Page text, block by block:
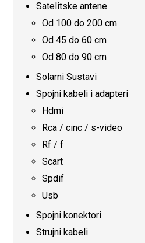
Satelitske antene
Od 100 do 200 cm
Od 45 do 60 cm
Od 80 do 90 cm
Solarni Sustavi
Spojni kabeli i adapteri
Hdmi
Rca / cinc / s-video
Rf / f
Scart
Spdif
Usb
Spojni konektori
Strujni kabeli